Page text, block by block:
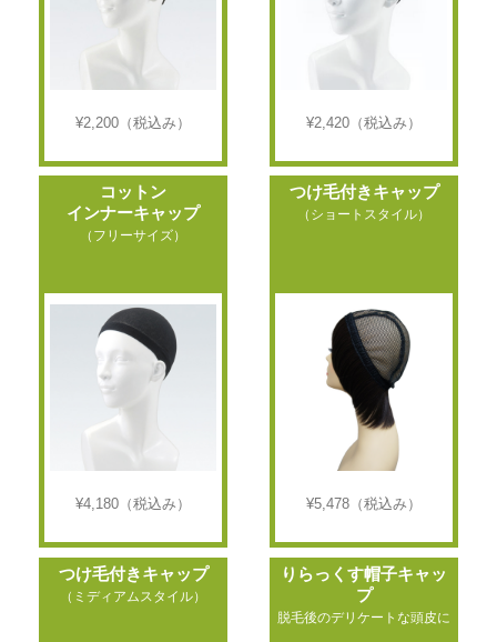
¥2,200 （税込み） ¥2,420 （税込み）
コットン
インナーキャップ
（フリーサイズ）
¥4,180 （税込み）
つけ毛付きキャップ
（ショートスタイル）
¥5,478 （税込み）
つけ毛付きキャップ
（ミディアムスタイル）
りらっくす帽子キャッ
プ
脱毛後のデリケートな頭皮に